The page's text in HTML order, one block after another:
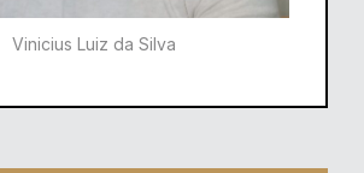
Vinicius Luiz da Silva